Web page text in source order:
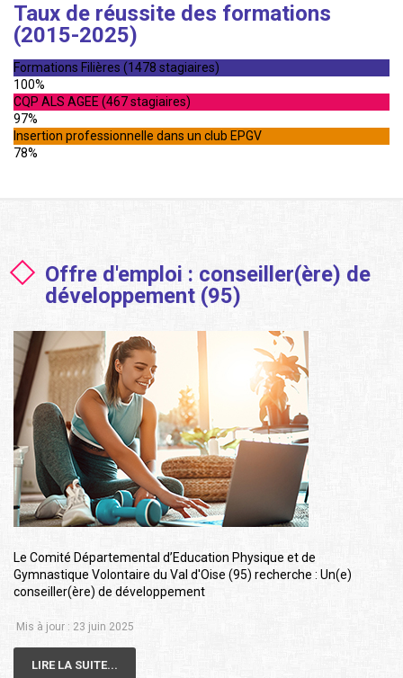
Taux de réussite des formations
(2015-2025)
Formations Filières (1478 stagiaires)
100%
CQP ALS AGEE (467 stagiaires)
97%
Insertion professionnelle dans un club EPGV
78%
Offre d'emploi : conseiller(ère) de
développement (95)
Le Comité Départemental d’Education Physique et de
Gymnastique Volontaire du Val d'Oise (95) recherche : Un(e)
conseiller(ère) de développement
Mis à jour : 23 juin 2025
LIRE LA SUITE...